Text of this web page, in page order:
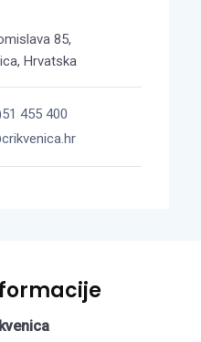
85,
Hrvatska
455 400